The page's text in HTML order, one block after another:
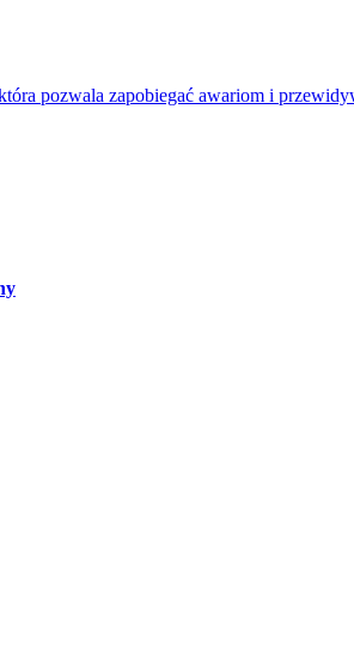
pozwala zapobiegać awariom i